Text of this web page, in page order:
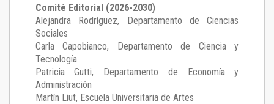
Comité Editorial (2026-2030)
Alejandra Rodríguez, Departamento de Ciencias
Sociales
Carla Capobianco, Departamento de Ciencia y
Tecnología
Patricia Gutti, Departamento de Economía y
Administración
Martín Liut, Escuela Universitaria de Artes